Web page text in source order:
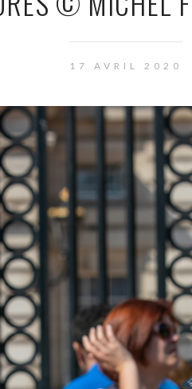
17 AVRIL 2020